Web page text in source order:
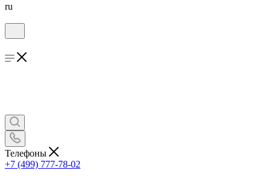
ru
Телефоны
+7 (499) 777-78-02